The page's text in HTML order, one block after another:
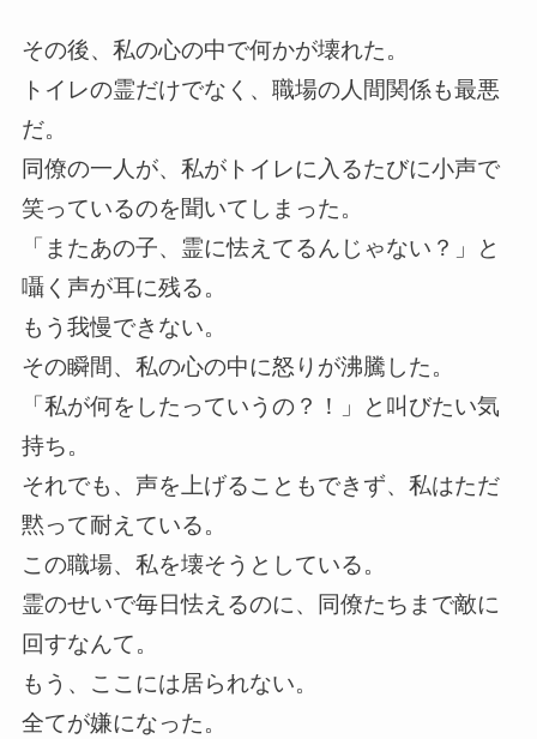
その後、私の心の中で何かが壊れた。
トイレの霊だけでなく、職場の人間関係も最悪
だ。
同僚の一人が、私がトイレに入るたびに小声で
笑っているのを聞いてしまった。
「またあの子、霊に怯えてるんじゃない？」と
囁く声が耳に残る。
もう我慢できない。
その瞬間、私の心の中に怒りが沸騰した。
「私が何をしたっていうの？！」と叫びたい気
持ち。
それでも、声を上げることもできず、私はただ
黙って耐えている。
この職場、私を壊そうとしている。
霊のせいで毎日怯えるのに、同僚たちまで敵に
回すなんて。
もう、ここには居られない。
全てが嫌になった。